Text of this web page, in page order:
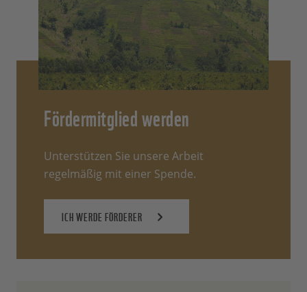
Fördermitglied werden
Unterstützen Sie unsere Arbeit
regelmäßig mit einer Spende.
ICH WERDE FÖRDERER